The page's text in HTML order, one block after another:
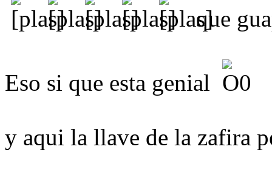
que
Eso si que esta genial
y aqui la llave de la zafira